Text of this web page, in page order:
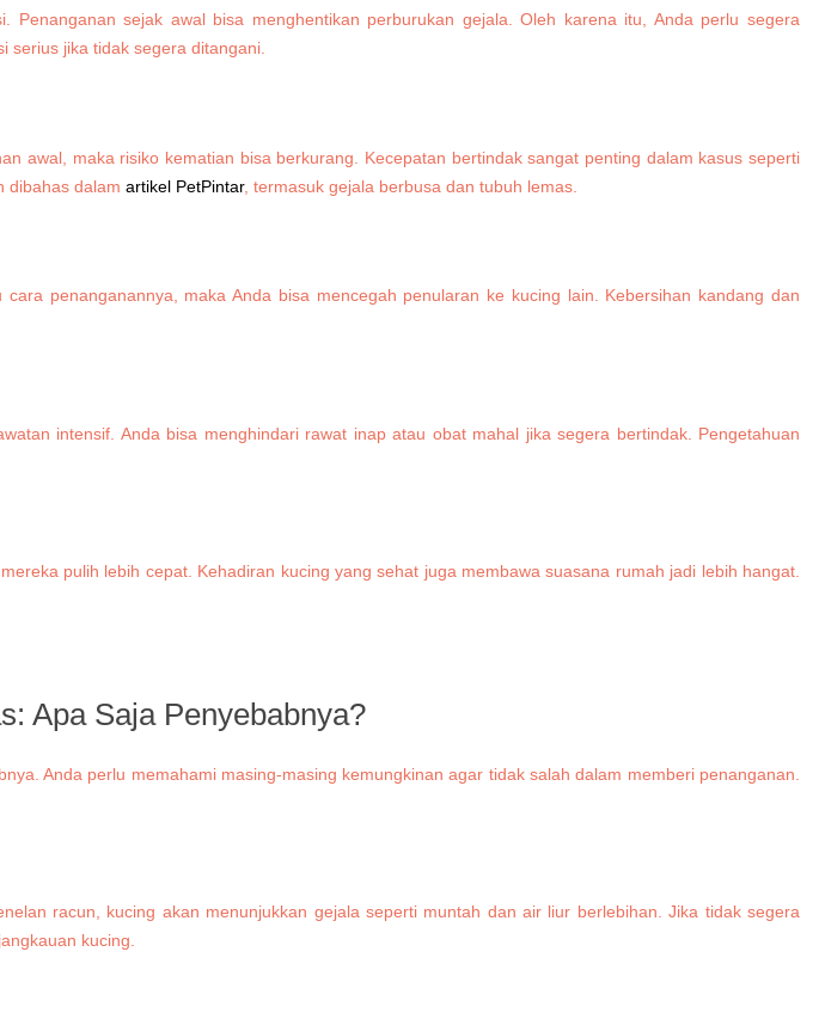
sejak awal bisa menghentikan perburukan gejala. Oleh karena itu, Anda perlu segera
serius jika tidak segera ditangani.
awal, maka risiko kematian bisa berkurang. Kecepatan bertindak sangat penting dalam kasus seperti
dibahas dalam artikel PetPintar, termasuk gejala berbusa dan tubuh lemas.
penanganannya, maka Anda bisa mencegah penularan ke kucing lain. Kebersihan kandang dan
intensif. Anda bisa menghindari rawat inap atau obat mahal jika segera bertindak. Pengetahuan
pulih lebih cepat. Kehadiran kucing yang sehat juga membawa suasana rumah jadi lebih hangat.
Apa Saja Penyebabnya?
Anda perlu memahami masing-masing kemungkinan agar tidak salah dalam memberi penanganan.
racun, kucing akan menunjukkan gejala seperti muntah dan air liur berlebihan. Jika tidak segera
kucing.